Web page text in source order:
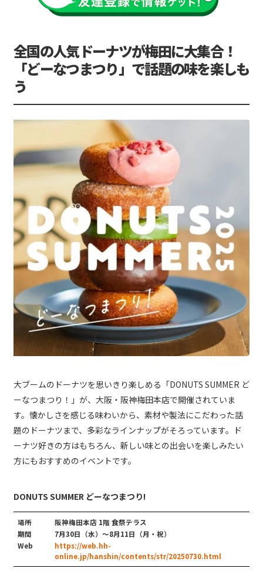
全国の人気ドーナツが梅田に大集合！
「どーなつまつり」で話題の味を楽しも
う
大ブームのドーナツを思いきり楽しめる「DONUTS SUMMER ど
ーなつまつり！」が、大阪・阪神梅田本店で開催されていま
す。懐かしさを感じる味わいから、素材や製法にこだわった話
題のドーナツまで、多彩なラインナップがそろっています。ド
ーナツ好きの方はもちろん、新しい味との出会いを楽しみたい
方にもおすすめのイベントです。
DONUTS SUMMER どーなつまつり!
場所
阪神梅田本店 1階 食祭テラス
期間
7月30日（水）～8月11日（月・祝）
Web
https://web.hh-
online.jp/hanshin/contents/str/20250730.html